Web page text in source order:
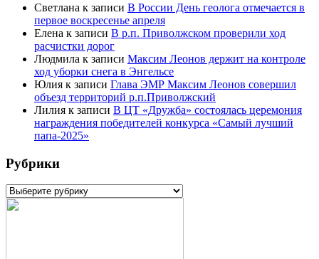
Светлана к записи В России День геолога отмечается в
первое воскресенье апреля
Елена к записи В р.п. Приволжском проверили ход
расчистки дорог
Людмила к записи Максим Леонов держит на контроле
ход уборки снега в Энгельсе
Юлия к записи Глава ЭМР Максим Леонов совершил
объезд территорий р.п.Приволжский
Лилия к записи В ЦТ «Дружба» состоялась церемония
награждения победителей конкурса «Самый лучший
папа-2025»
Рубрики
Рубрики